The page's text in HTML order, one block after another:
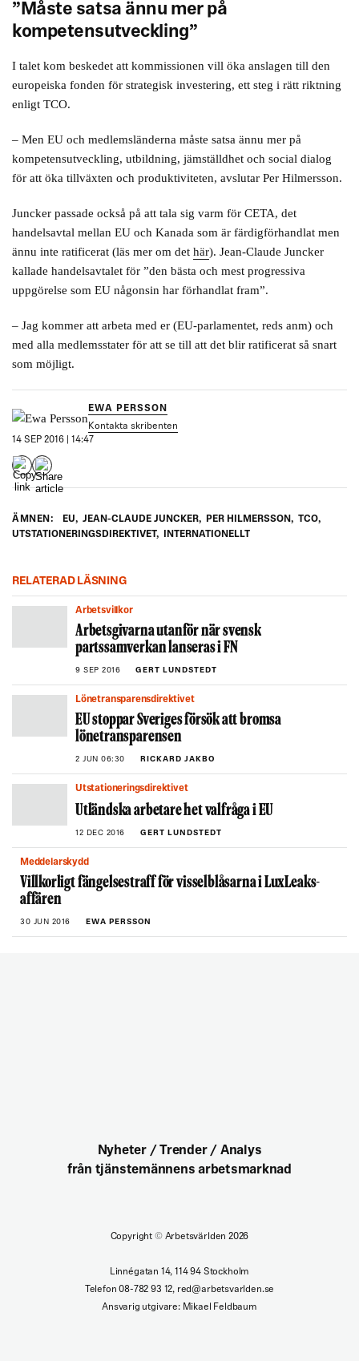
”Måste satsa ännu mer på
kompetensutveckling”
I talet kom beskedet att kommissionen vill öka anslagen till den
europeiska fonden för strategisk investering, ett steg i rätt riktning
enligt TCO.
– Men EU och medlemsländerna måste satsa ännu mer på
kompetensutveckling, utbildning, jämställdhet och social dialog
för att öka tillväxten och produktiviteten, avslutar Per Hilmersson.
Juncker passade också på att tala sig varm för CETA, det
handelsavtal mellan EU och Kanada som är färdigförhandlat men
ännu inte ratificerat (läs mer om det här). Jean-Claude Juncker
kallade handelsavtalet för ”den bästa och mest progressiva
uppgörelse som EU någonsin har förhandlat fram”.
– Jag kommer att arbeta med er (EU-parlamentet, reds anm) och
med alla medlemsstater för att se till att det blir ratificerat så snart
som möjligt.
EWA PERSSON
Kontakta skribenten
14 SEP 2016 | 14:47
ÄMNEN: EU, JEAN-CLAUDE JUNCKER, PER HILMERSSON, TCO,
UTSTATIONERINGSDIREKTIVET, INTERNATIONELLT
RELATERAD LÄSNING
Arbetsvillkor
Arbetsgivarna utanför när svensk
partssamverkan lanseras i FN
9 SEP 2016 GERT LUNDSTEDT
Lönetransparensdirektivet
EU stoppar Sveriges försök att bromsa
lönetransparensen
2 JUN 06:30 RICKARD JAKBO
Utstationeringsdirektivet
Utländska arbetare het valfråga i EU
12 DEC 2016 GERT LUNDSTEDT
Meddelarskydd
Villkorligt fängelsestraff för visselblåsarna i LuxLeaks-
affären
30 JUN 2016 EWA PERSSON
Nyheter / Trender / Analys
från tjänstemännens arbetsmarknad
Copyright ©Arbetsvärlden 2026
Linnégatan 14, 114 94 Stockholm
Telefon 08-782 93 12, red@arbetsvarlden.se
Ansvarig utgivare: Mikael Feldbaum